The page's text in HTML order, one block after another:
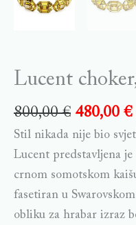
Lucent
800,00€ 480,00 €
Stil nikada nije bio
Lucent predstavljena
crnom somotskom
fasetiran u
obliku za hrabar izraz